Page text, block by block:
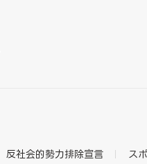
反社会的勢力排除宣言 ス